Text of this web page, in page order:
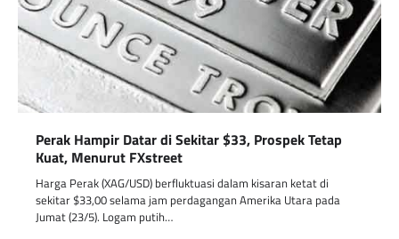
Perak Hampir Datar di Sekitar $33, Prospek Tetap
Kuat, Menurut FXstreet
Harga Perak (XAG/USD) berfluktuasi dalam kisaran ketat di
sekitar $33,00 selama jam perdagangan Amerika Utara pada
Jumat (23/5). Logam putih…